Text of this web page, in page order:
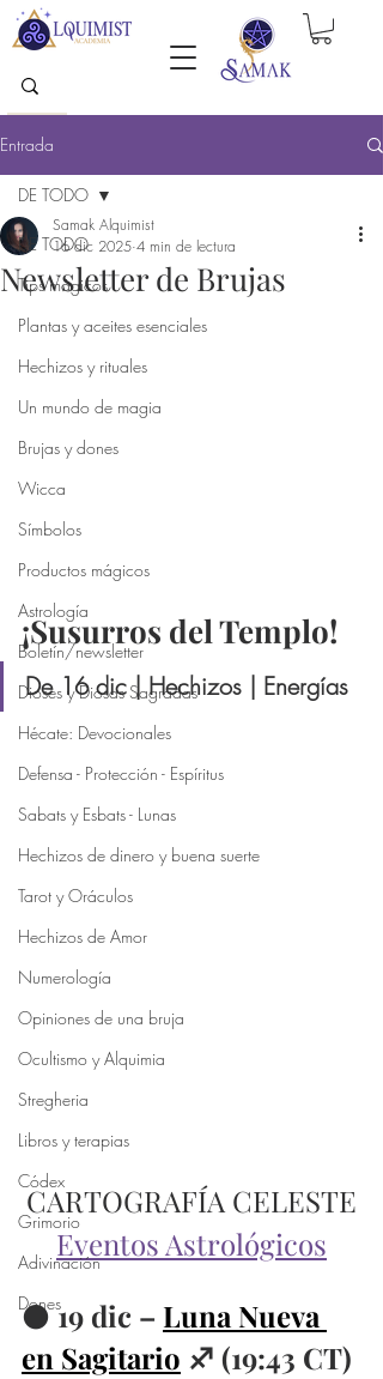
Entrada
DE TODO
Tips mágicos
Plantas y aceites esenciales
Hechizos y rituales
Un mundo de magia
Brujas y dones
Wicca
Símbolos
Productos mágicos
Astrología
Boletín/newsletter
Dioses y Diosas Sagradas
Hécate: Devocionales
Defensa - Protección - Espíritus
Sabats y Esbats - Lunas
Hechizos de dinero y buena suerte
Tarot y Oráculos
Hechizos de Amor
Numerología
Opiniones de una bruja
Ocultismo y Alquimia
Stregheria
Libros y terapias
Códex
Grimorio
Adivinación
Dones
DE TODO
Newsletter de Brujas
Samak Alquimist
16 dic 2025 4 min de lectura
¡Susurros del Templo!
De 16 dic | Hechizos | Energías
CARTOGRAFÍA CELESTE
Eventos Astrológicos
⚫️ 19 dic – Luna Nueva
en Sagitario ♐︎ (19:43 CT)